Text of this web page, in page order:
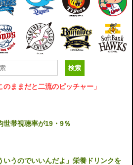
のままだと二流のピッチャー」
世帯視聴率が19・9％
いうのでいいんだよ」栄養ドリンクを